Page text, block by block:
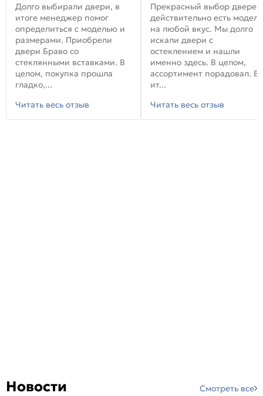
Долго выбирали двери, в
итоге менеджер помог
определиться с моделью и
размерами. Приобрели
двери Браво со
стеклянными вставками. В
целом, покупка прошла
гладко,...
Читать весь отзыв
Прекрасный выбор
действительно есть модели
на любой вкус. Мы долго
искали двери с
остеклением и нашли
именно здесь. В целом,
ассортимент порадовал. В
ит...
Читать весь отзыв
Новости Смотреть все